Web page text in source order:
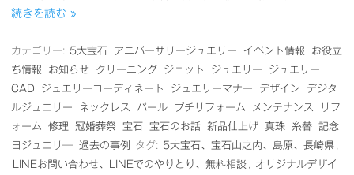
続きを読む »
カテゴリー: 5大宝石 アニバーサリージュエリー イベント情報
お役立
ち情報
お知らせ クリーニング ジェット ジュエリー
ジュエリー
CAD
ジュエリーコーディネート ジュエリーマナー デザイン
デジタ
ルジュエリー
ネックレス パール プチリフォーム メンテナンス
リフ
ォーム
修理 冠婚葬祭 宝石 宝石のお話 新品仕上げ 真珠 糸替
記念
日ジュエリ―
過去の事例 タグ: 5大宝石、宝石山之内、島原、長崎県
LINEお問い合わせ、LINEでのやりとり、無料相談
オリジナルデザイ